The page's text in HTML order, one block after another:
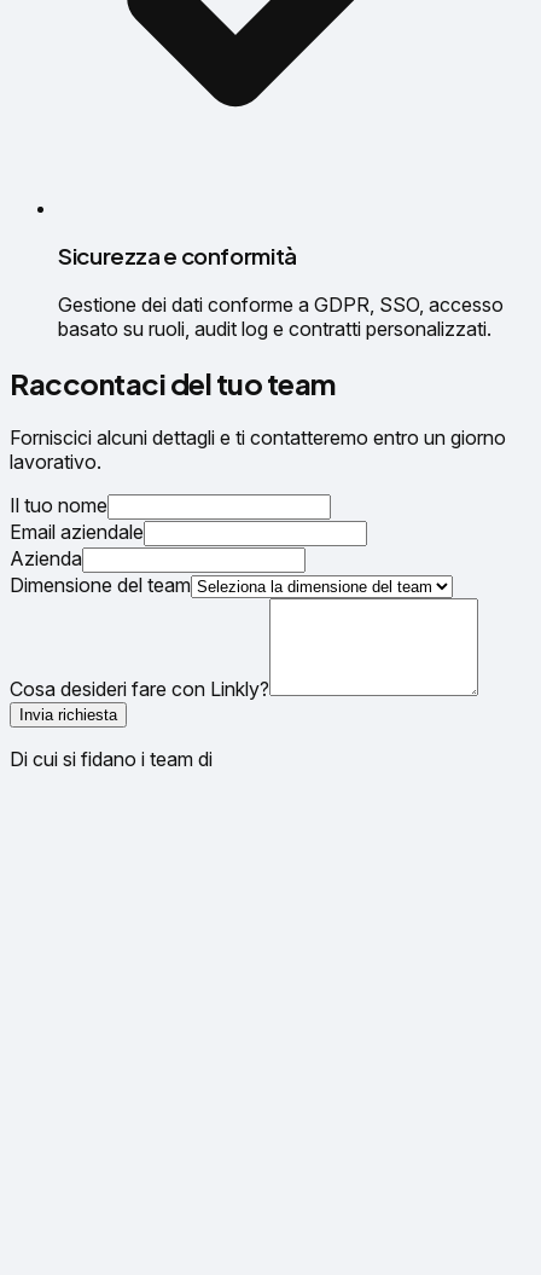
Sicurezza e conformità
Gestione dei dati conforme a GDPR, SSO, accesso
basato su ruoli, audit log e contratti personalizzati.
Raccontaci del tuo team
Forniscici alcuni dettagli e ti contatteremo entro un giorno
lavorativo.
Il tuo nome
Email aziendale
Azienda
Dimensione del team
Cosa desideri fare con Linkly?
Invia richiesta
Di cui si fidano i team di